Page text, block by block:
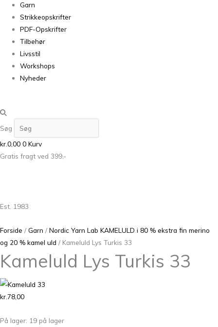
Garn
Strikkeopskrifter
PDF-Opskrifter
Tilbehør
Livsstil
Workshops
Nyheder
Søg
kr.0,00 0 Kurv
Gratis fragt ved 399,-
Est. 1983
Forside / Garn / Nordic Yarn Lab KAMELULD i 80 % ekstra fin merino
og 20 % kamel uld / Kameluld Lys Turkis 33
Kameluld Lys Turkis 33
kr.78,00
På lager: 19 på lager